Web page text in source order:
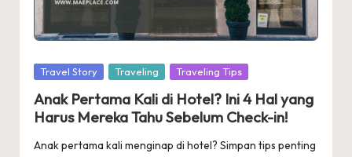
Posted
Travel Story Traveling Traveling Tips
Anak Pertama Kali di Hotel? Ini 4 Hal yang
Harus Mereka Tahu Sebelum Check-in!
Anak pertama kali menginap di hotel? Simpan tips penting